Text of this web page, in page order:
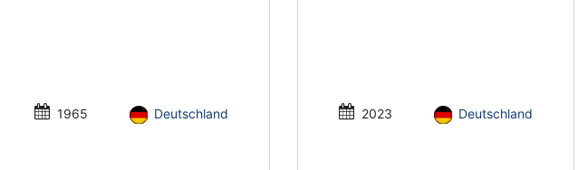
1965 Deutschland 2023 Deutschland